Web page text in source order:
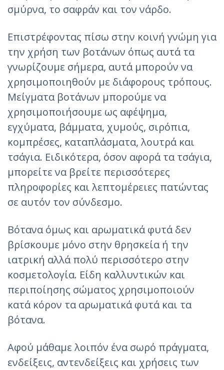
σμύρνα, το σαφράν και τον νάρδο.
Επιστρέφοντας πίσω στην κοινή γνώμη για
την χρήση των βοτάνων όπως αυτά τα
γνωρίζουμε σήμερα, αυτά μπορούν να
χρησιμοποιηθούν με διάφορους τρόπους.
Μείγματα βοτάνων μπορούμε να
χρησιμοποιήσουμε ως αφέψημα,
εγχύματα, βάμματα, χυμούς, σιρόπια,
κομπρέσες, καταπλάσματα, λουτρά και
τσάγια. Ειδικότερα, όσον αφορά τα τσάγια,
μπορείτε να βρείτε περισσότερες
πληροφορίες και λεπτομέρειες πατώντας
σε αυτόν τον σύνδεσμο.
Βότανα όμως και αρωματικά φυτά δεν
βρίσκουμε μόνο στην θρησκεία ή την
ιατρική αλλά πολύ περισσότερο στην
κοσμετολογία. Είδη καλλυντικών και
περιποίησης σώματος χρησιμοποιούν
κατά κόρον τα αρωματικά φυτά και τα
βότανα.
Αφού μάθαμε λοιπόν ένα σωρό πράγματα,
ενδείξεις, αντενδείξεις και χρήσεις των